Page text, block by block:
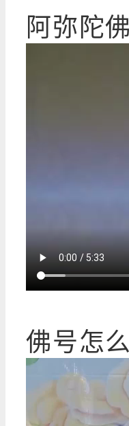
阿弥陀
佛号怎